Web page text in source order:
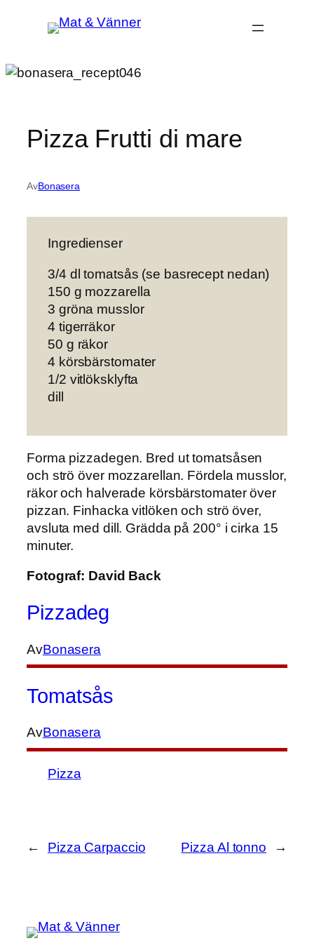
Pizza Frutti di mare
AvBonasera
Ingredienser
3/4 dl tomatsås (se basrecept nedan)
150 g mozzarella
3 gröna musslor
4 tigerräkor
50 g räkor
4 körsbärstomater
1/2 vitlöksklyfta
dill
Forma pizzadegen. Bred ut tomatsåsen
och strö över mozzarellan. Fördela musslor,
räkor och halverade körsbärstomater över
pizzan. Finhacka vitlöken och strö över,
avsluta med dill. Grädda på 200° i cirka 15
minuter.
Fotograf: David Back
Pizzadeg
AvBonasera
Tomatsås
AvBonasera
Pizza
← Pizza Carpaccio Pizza Al tonno →